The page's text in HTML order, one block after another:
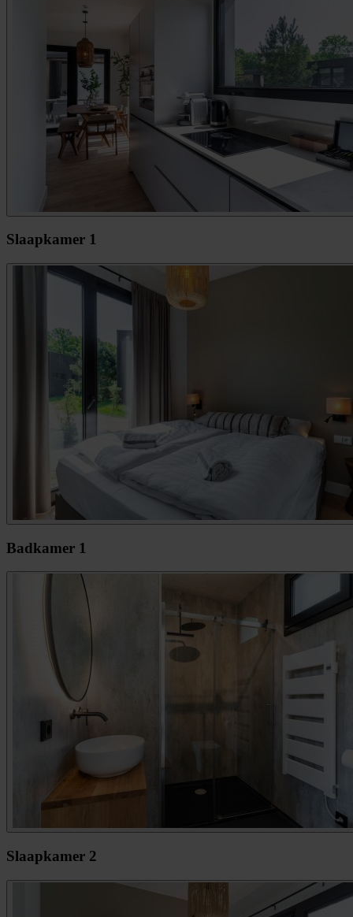
Slaapkamer 1
Badkamer 1
Slaapkamer 2